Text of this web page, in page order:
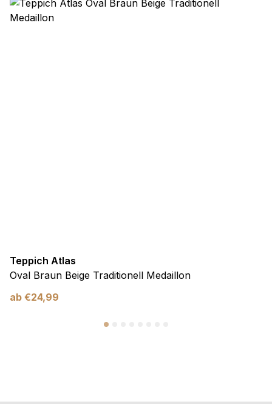
Teppich Atlas
Oval Braun Beige Traditionell Medaillon
ab €24,99